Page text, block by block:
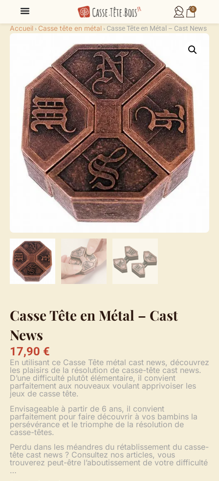
0
Accueil › Casse tête en métal › Casse Tête en Métal – Cast News
Casse Tête en Métal – Cast
News
17,90 €
En utilisant ce Casse Tête métal cast news, découvrez
les plaisirs de la résolution de casse-tête cast news.
D’une difficulté plutôt élémentaire, il convient
parfaitement aux nouveaux voulant apprivoiser les
jeux de casse tête.
Envisageable à partir de 6 ans, il convient
parfaitement pour faire découvrir à vos bambins la
persévérance et le triomphe de la résolution de
casse-têtes.
Perdu dans les méandres du rétablissement du casse-
tête cast news ? Consultez nos articles, vous
trouverez peut-être l’aboutissement de votre difficulté
…